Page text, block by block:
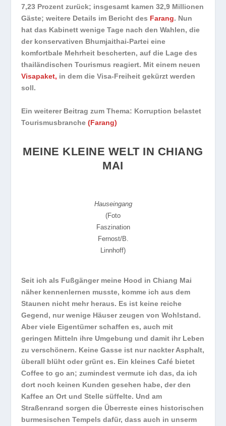
7,23 Prozent zurück; insgesamt kamen 32,9 Millionen
Gäste; weitere Details im Bericht des Farang. Nun
hat das Kabinett wenige Tage nach den Wahlen, die
der konservativen Bhumjaithai-Partei eine
komfortbale Mehrheit bescherten, auf die Lage des
thailändischen Tourismus reagiert. Mit einem neuen
Visapaket, in dem die Visa-Freiheit gekürzt werden
soll.
Ein weiterer Beitrag zum Thema: Korruption belastet
Tourismusbranche(Farang)
MEINE KLEINE WELT IN CHIANG
MAI
Hauseingang
(Foto
Faszination
Fernost/B.
Linnhoff)
Seit ich als Fußgänger meine Hood in Chiang Mai
näher kennenlernen musste, komme ich aus dem
Staunen nicht mehr heraus. Es ist keine reiche
Gegend, nur wenige Häuser zeugen von Wohlstand.
Aber viele Eigentümer schaffen es, auch mit
geringen Mitteln ihre Umgebung und damit ihr Leben
zu verschönern. Keine Gasse ist nur nackter Asphalt,
überall blüht oder grünt es. Ein kleines Café bietet
Coffee to go an; zumindest vermute ich das, da ich
dort noch keinen Kunden gesehen habe, der den
Kaffee an Ort und Stelle süffelte. Und am
Straßenrand sorgen die Überreste eines historischen
burmesischen Tempels dafür, dass auch in unserm